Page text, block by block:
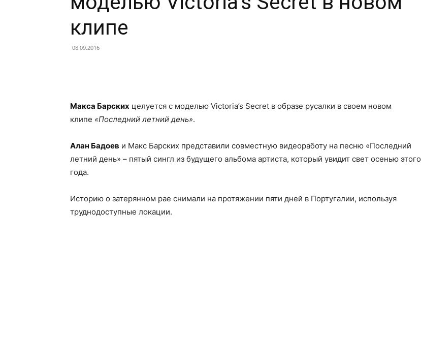
клипе
08.09.2016
Макса Барских целуется с моделью Victoria’s Secret в образе русалки в своем новом
клипе «Последний летний день».
Алан Бадоев и Макс Барских представили совместную видеоработу на песню «Последний
летний день» – пятый сингл из будущего альбома артиста, который увидит свет осенью этого
года.
Историю о затерянном рае снимали на протяжении пяти дней в Португалии, используя
труднодоступные локации.